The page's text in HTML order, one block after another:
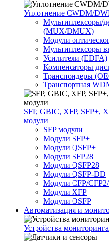
Уплотнение CWDM/
Мультиплексоры/
(MUX/DMUX)
Модули
Мультиплексоры
Усилители (EDFA)
Компенсаторы
Транспондеры
Транспортная
SFP, GBIC, XFP, SFP+,
модули
SFP модули
Модули SFP+
Модули QSFP+
Модули SFP28
Модули QSFP28
Модули QSFP-DD
Модули CFP/
Модули XFP
Модули OSFP
Автоматизация и
Устройства мониторинга